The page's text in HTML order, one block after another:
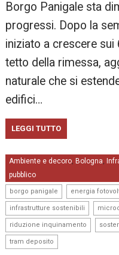
Borgo Panigale sta
progressi. Dopo la
iniziato a crescere sui
tetto della rimessa,
naturale che si
edifici…
LEGGI TUTTO
Ambiente e decoro, Bologna,
pubblico
borgo panigale energia
infrastrutture sostenibili
riduzione inquinamento
tram deposito